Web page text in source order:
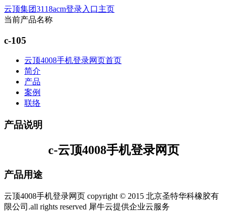
云顶集团3118acm登录入口主页
当前产品名称
c-105
云顶4008手机登录网页首页
简介
产品
案例
联络
产品说明
c-云顶4008手机登录网页
产品用途
云顶4008手机登录网页 copyright © 2015 北京圣特华科橡胶有
限公司.all rights reserved 犀牛云提供企业云服务